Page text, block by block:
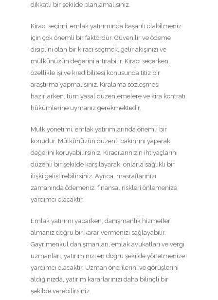
dikkatli bir şekilde planlamalısınız.
Kiracı seçimi, emlak yatırımında başarılı olabilmeniz
için çok önemli bir faktördür. Güvenilir ve ödeme
disiplini olan bir kiracı seçmek, gelir akışınızı ve
mülkünüzün değerini artırabilir. Kiracı seçerken,
özellikle işi ve kredibilitesi konusunda titiz bir
araştırma yapmalısınız. Kiralama sözleşmesi
hazırlarken, tüm yasal düzenlemelere ve kira kontratı
hükümlerine uymanız gerekmektedir.
Mülk yönetimi, emlak yatırımlarında önemli bir
konudur. Mülkünüzün düzenli bakımını yaparak,
değerini koruyabilirsiniz. Kiracılarınızın ihtiyaçlarını
düzenli bir şekilde karşılayarak, onlarla sağlıklı bir
ilişki geliştirebilirsiniz. Ayrıca, masraflarınızı
zamanında ödemeniz, finansal riskleri önlemenize
yardımcı olacaktır.
Emlak yatırımı yaparken, danışmanlık hizmetleri
almanız doğru bir karar vermenizi sağlayabilir.
Gayrimenkul danışmanları, emlak avukatları ve vergi
uzmanları, yatırımınızı en doğru şekilde yönetmenize
yardımcı olacaktır. Uzman önerilerini ve görüşlerini
aldığınızda, yatırım kararlarınızı daha bilinçli bir
şekilde verebilirsiniz.